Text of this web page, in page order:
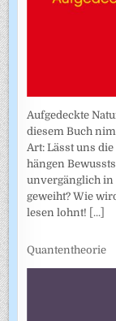
Aufgedeckte
diesem Buch
Art: Lässt uns
hängen
unvergänglich in
geweiht? Wie
lesen lohnt! [...]
Quantentheorie